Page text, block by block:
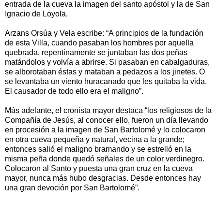
entrada de la cueva la imagen del santo apóstol y la de San
Ignacio de Loyola.
Arzans Orsúa y Vela escribe: “A principios de la fundación
de esta Villa, cuando pasaban los hombres por aquella
quebrada, repentinamente se juntaban las dos peñas
matándolos y volvía a abrirse. Si pasaban en cabalgaduras,
se alborotaban éstas y mataban a pedazos a los jinetes. O
se levantaba un viento huracanado que les quitaba la vida.
El causador de todo ello era el maligno”.
Más adelante, el cronista mayor destaca “los religiosos de la
Compañía de Jesús, al conocer ello, fueron un día llevando
en procesión a la imagen de San Bartolomé y lo colocaron
en otra cueva pequeña y natural, vecina a la grande;
entonces salió el maligno bramando y se estrelló en la
misma peña donde quedó señales de un color verdinegro.
Colocaron al Santo y puesta una gran cruz en la cueva
mayor, nunca más hubo desgracias. Desde entonces hay
una gran devoción por San Bartolomé”.